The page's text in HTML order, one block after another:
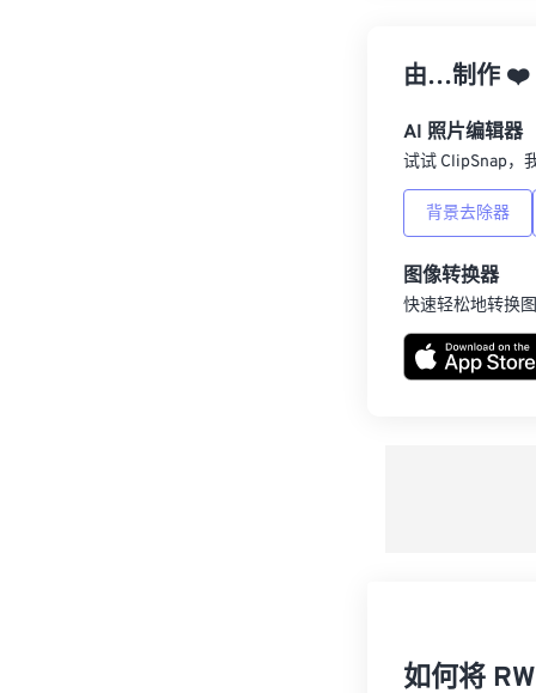
由…制作 ❤️
AI 照片编辑器
试试 ClipSnap，
背景去除器
图像转换器
快速轻松地转换
如何将